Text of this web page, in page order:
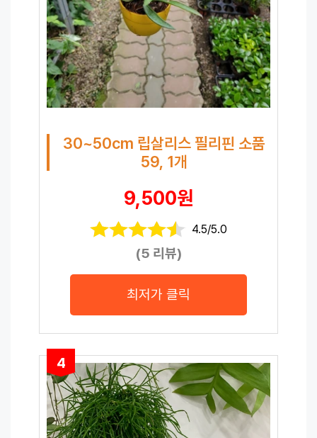
30~50cm 립살리스 필리핀 소품
59, 1개
9,500원
4.5/5.0
(5 리뷰)
최저가 클릭
4